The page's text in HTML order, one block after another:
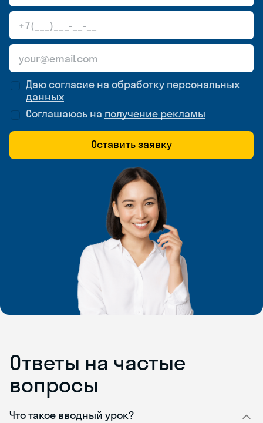
Даю согласие на обработку персональных
данных
Соглашаюсь на получение рекламы
Оставить заявку
Ответы на частые
вопросы
Что такое вводный урок?